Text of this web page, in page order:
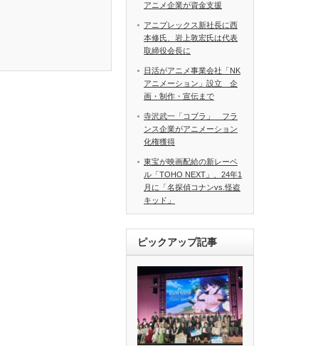
アニメ企業が資金支援
アニプレックス新社長に西
本修氏、岩上敦宏氏は代表
取締役会長に
日活がアニメ事業会社「NK
アニメーション」設立 企
画・制作・宣伝まで
寺沢武一「コブラ」 フラ
ンス企業がアニメーション
化権獲得
東宝が映画配給の新レーベ
ル「TOHO NEXT」、24年1
月に「名探偵コナンvs.怪盗
キッド」
ピックアップ記事